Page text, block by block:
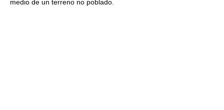
medio de un terreno no poblado.